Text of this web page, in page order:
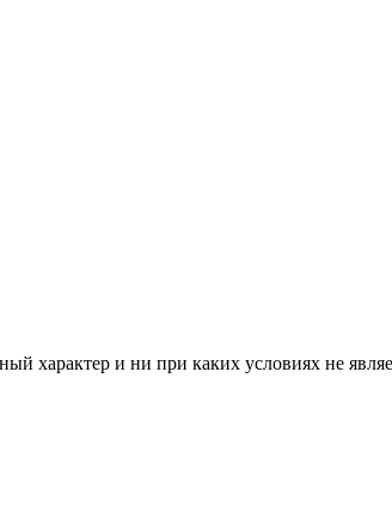
характер и ни при каких условиях не